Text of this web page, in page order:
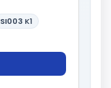
SI003 K1